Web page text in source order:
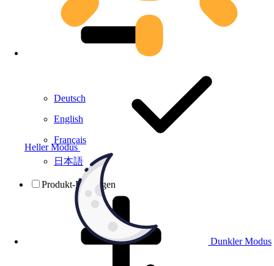
Heller Modus
Dunkler Modus
Deutsch
English
Français
日本語
Produkt-Prüfungen